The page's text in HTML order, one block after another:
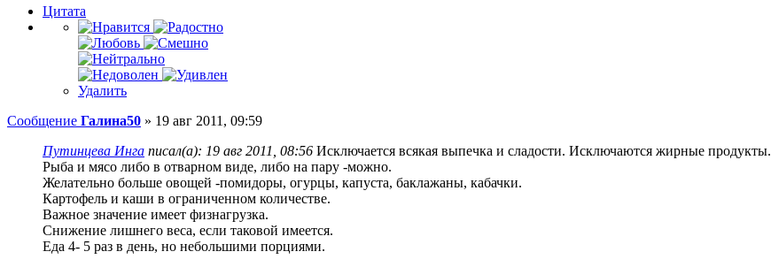
Цитата
Удалить
Сообщение Галина50 » 19 авг 2011, 09:59
Путинцева Инга писал(а): 19 авг 2011, 08:56 Исключается всякая выпечка и сладости. Исключаются жирные продукты.
Рыба и мясо либо в отварном виде, либо на пару -можно.
Желательно больше овощей -помидоры, огурцы, капуста, баклажаны, кабачки.
Картофель и каши в ограниченном количестве.
Важное значение имеет физнагрузка.
Снижение лишнего веса, если таковой имеется.
Еда 4- 5 раз в день, но небольшими порциями.